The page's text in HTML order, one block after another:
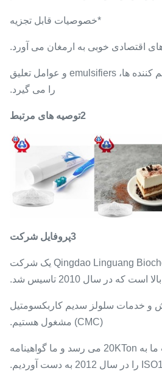
*خصوصیات قابل تجزیه
اقتصادی خوبی به ارمغان می آورد.
*CMC عمدتا اثرات ضخیم کننده ها، emulsifiers و عوامل تعلیق
را می گیرد.
2توصیه های مرتبط
3پروفایل شرکت
شرکت Qingdao Linguang Biochemical Co، Ltd یک شرکت
که در سال 2010 تاسیس شد.
و خدمات سلولز سدیم کاربکسومتیل
(CMC) مشغول هستیم.
تولید سالانه شرکت ما به 20KTon می رسد و ما گواهینامه